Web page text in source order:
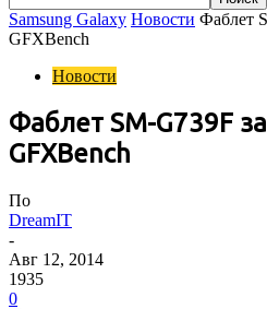
Samsung Galaxy Новости Фаблет
GFXBench
Новости
Фаблет SM-G739F
GFXBench
По
DreamIT
-
Авг 12, 2014
1935
0